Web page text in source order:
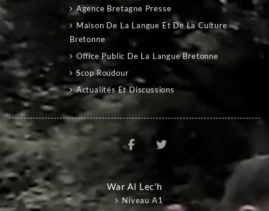
Agence Bretagne Presse
Maison De La Langue Et De La Culture
Bretonne
Office Public De La Langue Bretonne
Scop Roudour
Actualités Et Discussions
War Al Lec'h
Niveau A1